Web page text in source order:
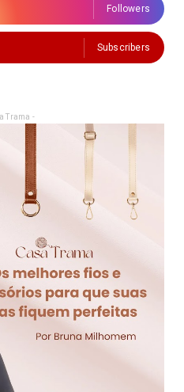
Followers
Subscribers
Trama -